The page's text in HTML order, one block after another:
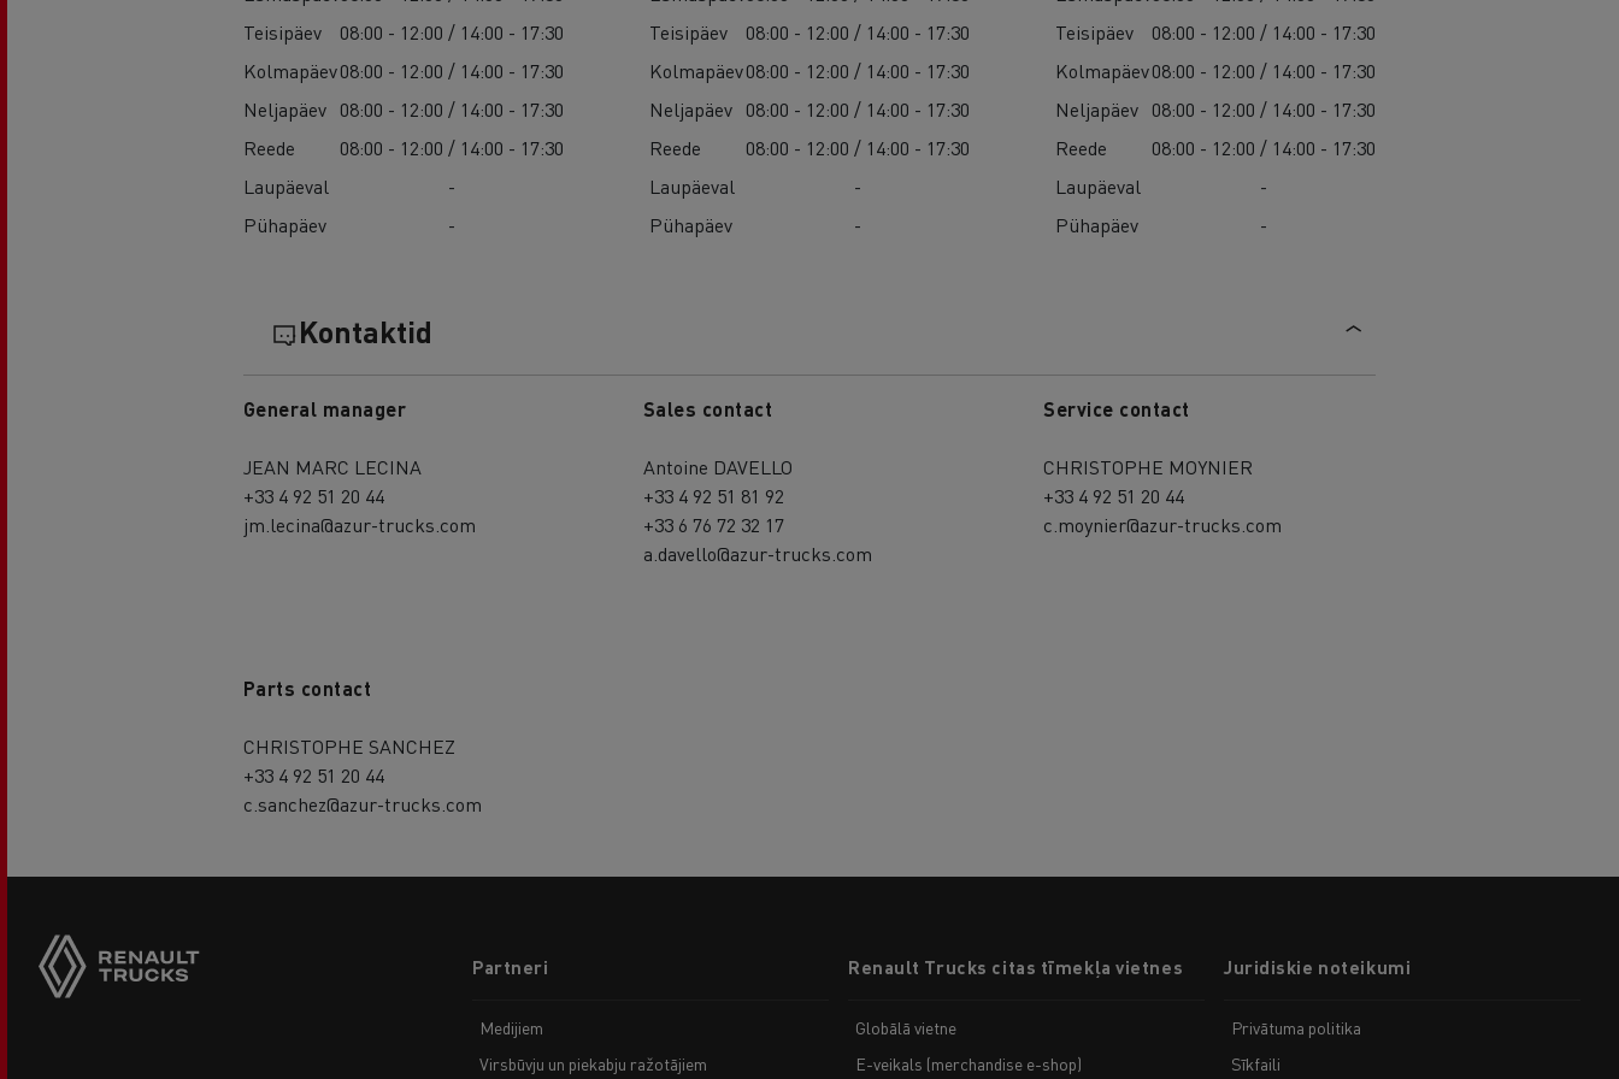
Teisipäev
08:00 - 12:00 / 14:00 - 17:30
Kolmapäev08:00 - 12:00 / 14:00 - 17:30
Neljapäev 08:00 - 12:00 / 14:00 - 17:30
Reede
08:00 - 12:00 / 14:00 - 17:30
Laupäeval
-
Pühapäev
-
Teisipäev
08:00 - 12:00 / 14:00 - 17:30
Kolmapäev08:00 - 12:00 / 14:00 - 17:30
Neljapäev 08:00 - 12:00 / 14:00 - 17:30
Reede
08:00 - 12:00 / 14:00 - 17:30
Laupäeval
-
Pühapäev
-
Teisipäev
08:00 - 12:00 / 14:00 - 17:30
Kolmapäev08:00 - 12:00 / 14:00 - 17:30
Neljapäev 08:00 - 12:00 / 14:00 - 17:30
Reede
08:00 - 12:00 / 14:00 - 17:30
Laupäeval
-
Pühapäev
-
Kontaktid
General manager
JEAN MARC LECINA
+33 4 92 51 20 44
jm.lecina@azur-trucks.com
Sales contact
Antoine DAVELLO
+33 4 92 51 81 92
+33 6 76 72 32 17
a.davello@azur-trucks.com
Service contact
CHRISTOPHE MOYNIER
+33 4 92 51 20 44
c.moynier@azur-trucks.com
Parts contact
CHRISTOPHE SANCHEZ
+33 4 92 51 20 44
c.sanchez@azur-trucks.com
menuPartneri
Medijiem
Virsbūvju un piekabju ražotājiem
Renault Trucks citas tīmekļa vietnes
Globālā vietne
E-veikals (merchandise e-shop)
Juridiskie noteikumi
Privātuma politika
Sīkfaili